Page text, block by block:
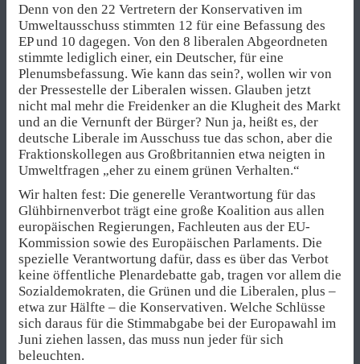
Denn von den 22 Vertretern der Konservativen im
Umweltausschuss stimmten 12 für eine Befassung des
EP und 10 dagegen. Von den 8 liberalen Abgeordneten
stimmte lediglich einer, ein Deutscher, für eine
Plenumsbefassung. Wie kann das sein?, wollen wir von
der Pressestelle der Liberalen wissen. Glauben jetzt
nicht mal mehr die Freidenker an die Klugheit des Markt
und an die Vernunft der Bürger? Nun ja, heißt es, der
deutsche Liberale im Ausschuss tue das schon, aber die
Fraktionskollegen aus Großbritannien etwa neigten in
Umweltfragen „eher zu einem grünen Verhalten.“
Wir halten fest: Die generelle Verantwortung für das
Glühbirnenverbot trägt eine große Koalition aus allen
europäischen Regierungen, Fachleuten aus der EU-
Kommission sowie des Europäischen Parlaments. Die
spezielle Verantwortung dafür, dass es über das Verbot
keine öffentliche Plenardebatte gab, tragen vor allem die
Sozialdemokraten, die Grünen und die Liberalen, plus –
etwa zur Hälfte – die Konservativen. Welche Schlüsse
sich daraus für die Stimmabgabe bei der Europawahl im
Juni ziehen lassen, das muss nun jeder für sich
beleuchten.